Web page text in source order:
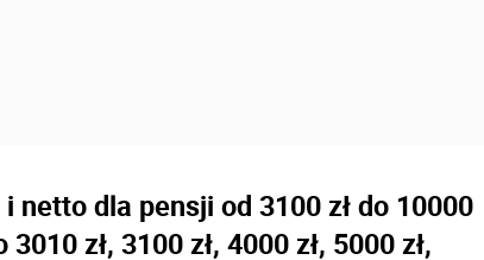
dla pensji od 3100 zł do 10000
zł, 3100 zł, 4000 zł, 5000 zł,